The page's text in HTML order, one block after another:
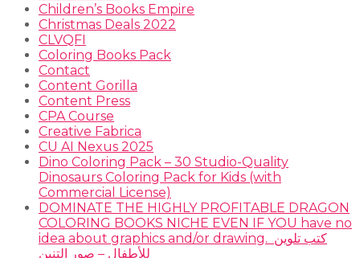
Children’s Books Empire
Christmas Deals 2022
CLVQFI
Coloring Books Pack
Contact
Content Gorilla
Content Press
CPA Course
Creative Fabrica
CU AI Nexus 2025
Dino Coloring Pack – 30 Studio-Quality
Dinosaurs Coloring Pack for Kids (with
Commercial License)
DOMINATE THE HIGHLY PROFITABLE DRAGON
COLORING BOOKS NICHE EVEN IF YOU have no
idea about graphics and/or drawing. ​ كتب تلوين
للأطفال – صور التنين